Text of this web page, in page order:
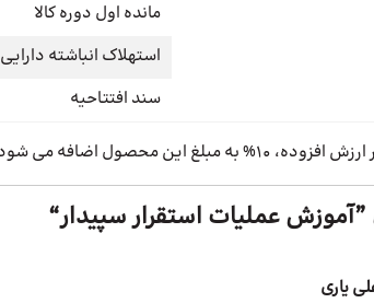
مانده اول دوره کالا
استهلاک انباشته دارایی
سند افتتاحیه
این محصول اضافه می شود.
آموزش عملیات استقرار سپیدار“
یاری